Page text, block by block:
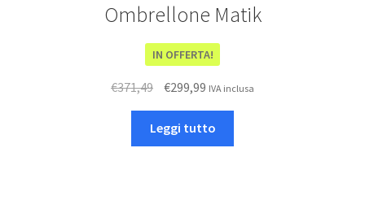
Ombrellone Matik
IN OFFERTA!
€371,49
originale
era:
€299,99Il
attuale
è:
IVA inclusa
Leggi tutto